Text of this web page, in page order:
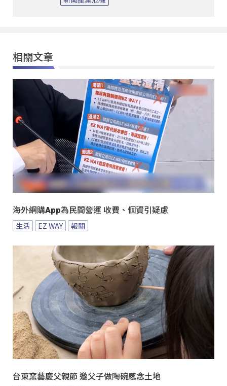
相關文章
海外網購App為民間營運 收費、個資引疑慮
生活 EZ WAY 報關
台東窯藝慶父親節 邀父子做陶碗感念土地